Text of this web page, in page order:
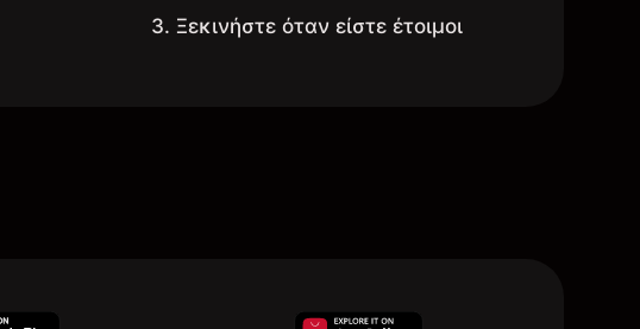
3. Ξεκινήστε όταν είστε έτοιμοι